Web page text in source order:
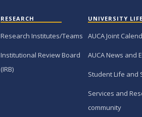
RESEARCH
Research Institutes/Teams
Institutional Review Board
(IRB)
UNIVERSITY LIFE
AUCA Joint
AUCA News and
Student Life and
Services and
community